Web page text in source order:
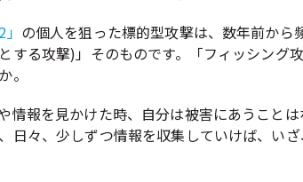
の個人を狙った標的型攻撃は、数年前か
する攻撃)」そのものです。「フィッシン
。
情報を見かけた時、自分は被害にあうこと
日々、少しずつ情報を収集していけば、い